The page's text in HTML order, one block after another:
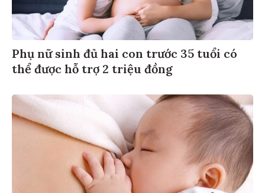
Phụ nữ sinh đủ hai con trước 35 tuổi có
thể được hỗ trợ 2 triệu đồng